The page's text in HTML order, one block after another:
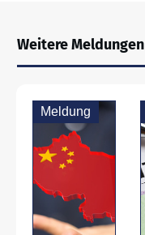
Weitere Meldungen
Meldung